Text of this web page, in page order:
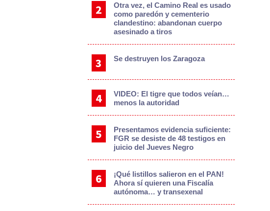
Otra vez, el Camino Real es usado
como paredón y cementerio
clandestino: abandonan cuerpo
asesinado a tiros
Se destruyen los Zaragoza
VIDEO: El tigre que todos veían…
menos la autoridad
Presentamos evidencia suficiente:
FGR se desiste de 48 testigos en
juicio del Jueves Negro
¡Qué listillos salieron en el PAN!
Ahora sí quieren una Fiscalía
autónoma… y transexenal